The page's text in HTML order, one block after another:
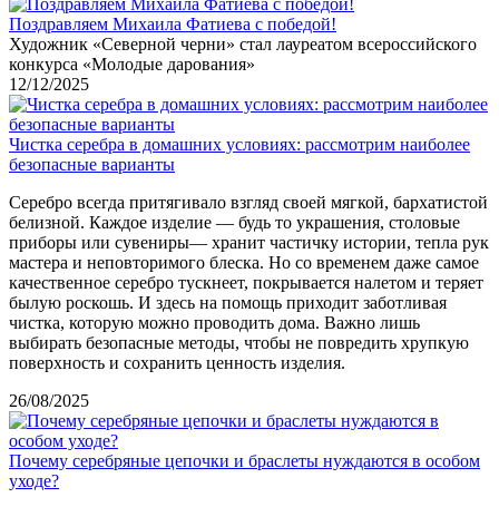
Поздравляем Михаила Фатиева c победой!
Художник «Северной черни» стал лауреатом всероссийского
конкурса «Молодые дарования»
12/12/2025
Чистка серебра в домашних условиях: рассмотрим наиболее
безопасные варианты
Серебро всегда притягивало взгляд своей мягкой, бархатистой
белизной. Каждое изделие — будь то украшения, столовые
приборы или сувениры— хранит частичку истории, тепла рук
мастера и неповторимого блеска. Но со временем даже самое
качественное серебро тускнеет, покрывается налетом и теряет
былую роскошь. И здесь на помощь приходит заботливая
чистка, которую можно проводить дома. Важно лишь
выбирать безопасные методы, чтобы не повредить хрупкую
поверхность и сохранить ценность изделия.
26/08/2025
Почему серебряные цепочки и браслеты нуждаются в особом
уходе?